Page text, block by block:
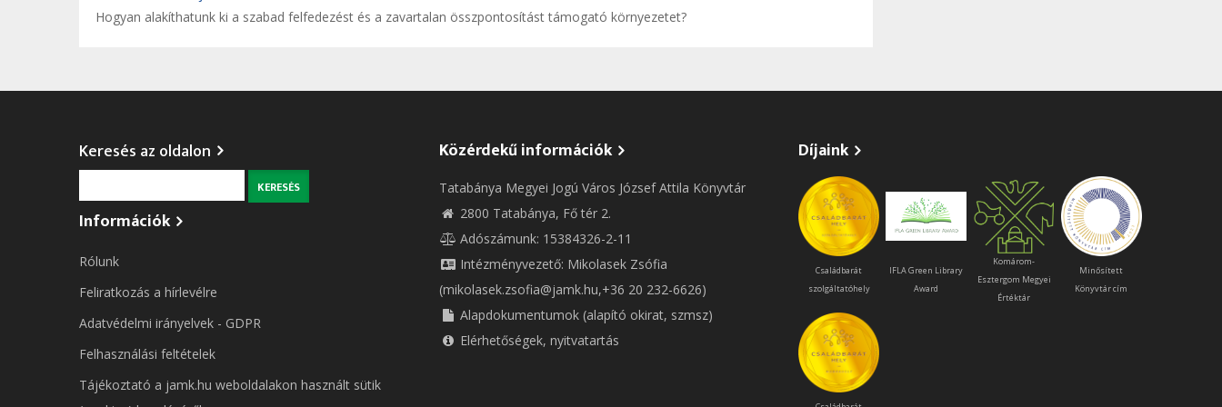
Hogyan alakíthatunk ki a szabad felfedezést és a zavartalan összpontosítást támogató környezetet?
Keresés az oldalon
Információk
Rólunk
Feliratkozás a hírlevélre
Adatvédelmi irányelvek - GDPR
Felhasználási feltételek
Tájékoztató a jamk.hu weboldalakon használt sütik
Közérdekű információk
Tatabánya Megyei Jogú Város József Attila Könyvtár
2800 Tatabánya, Fő tér 2.
Adószámunk: 15384326-2-11
Intézményvezető: Mikolasek Zsófia
(mikolasek.zsofia@jamk.hu,+36 20 232-6626)
Alapdokumentumok (alapító okirat, szmsz)
Elérhetőségek, nyitvatartás
Díjaink
Családbarát
szolgáltatóhely
IFLA Green Library
Award
Komárom-
Esztergom Megyei
Értéktár
Minősített
Könyvtár cím